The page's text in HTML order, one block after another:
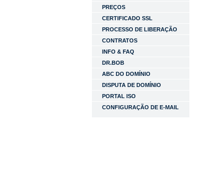
PREÇOS
CERTIFICADO SSL
PROCESSO DE LIBERAÇÃO
CONTRATOS
INFO & FAQ
DR.BOB
ABC DO DOMÍNIO
DISPUTA DE DOMÍNIO
PORTAL ISO
CONFIGURAÇÃO DE E-MAIL